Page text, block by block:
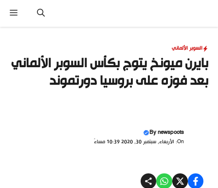
المحتوى
السوبر الألماني
بايرن ميونخ يتوج بكأس السوبر الألماني
بعد فوزه على بروسيا دورتموند
Bynewspoots
On: الأربعاء, سبتمبر 30, 2020 10:39 مساءً